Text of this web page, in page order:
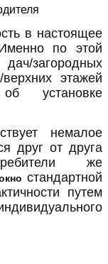
в настоящее
по этой
загородных
этажей
установке
немалое
друг от друга
же
стандартной
путем